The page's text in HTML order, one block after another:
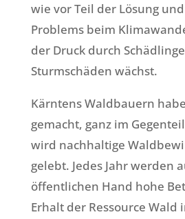
wie vor Teil der Lösung
Problems beim
der Druck durch
Sturmschäden wächst.
Kärntens Waldbauern
gemacht, ganz im
wird nachhaltige
gelebt. Jedes Jahr werden
öffentlichen Hand hohe
Erhalt der Ressource Wald